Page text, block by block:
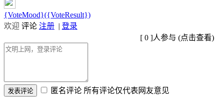
{VoteMood}({VoteResult})
欢迎 评论 注册 | 登录
[ 0 ]人参与 (点击查看)
匿名评论 所有评论仅代表网友意见